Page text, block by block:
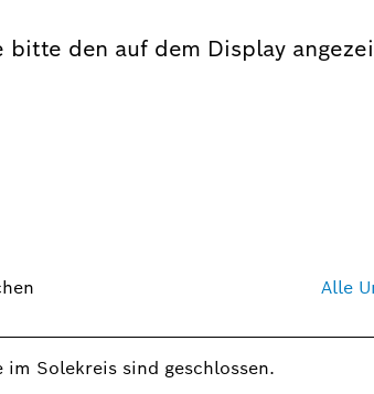
den auf dem Display
Alle
im Solekreis sind geschlossen.